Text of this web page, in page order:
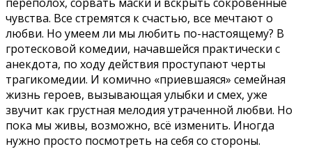
чувства. Все стремятся к счастью, все мечтают о
любви. Но умеем ли мы любить по-настоящему? В
гротесковой комедии, начавшейся практически с
анекдота, по ходу действия проступают черты
трагикомедии. И комично «приевшаяся» семейная
жизнь героев, вызывающая улыбки и смех, уже
звучит как грустная мелодия утраченной любви. Но
пока мы живы, возможно, всё изменить. Иногда
нужно просто посмотреть на себя со стороны.